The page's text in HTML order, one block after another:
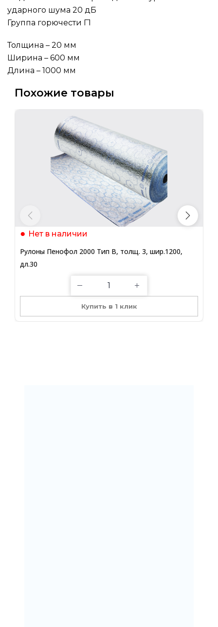
ударного шума 20 дБ
Группа горючести Г1
Толщина – 20 мм
Ширина – 600 мм
Длина – 1000 мм
Похожие товары
Нет в наличии
Рулоны Пенофол 2000 Тип B, толщ. 3, шир.1200,
дл.30
Купить в 1 клик